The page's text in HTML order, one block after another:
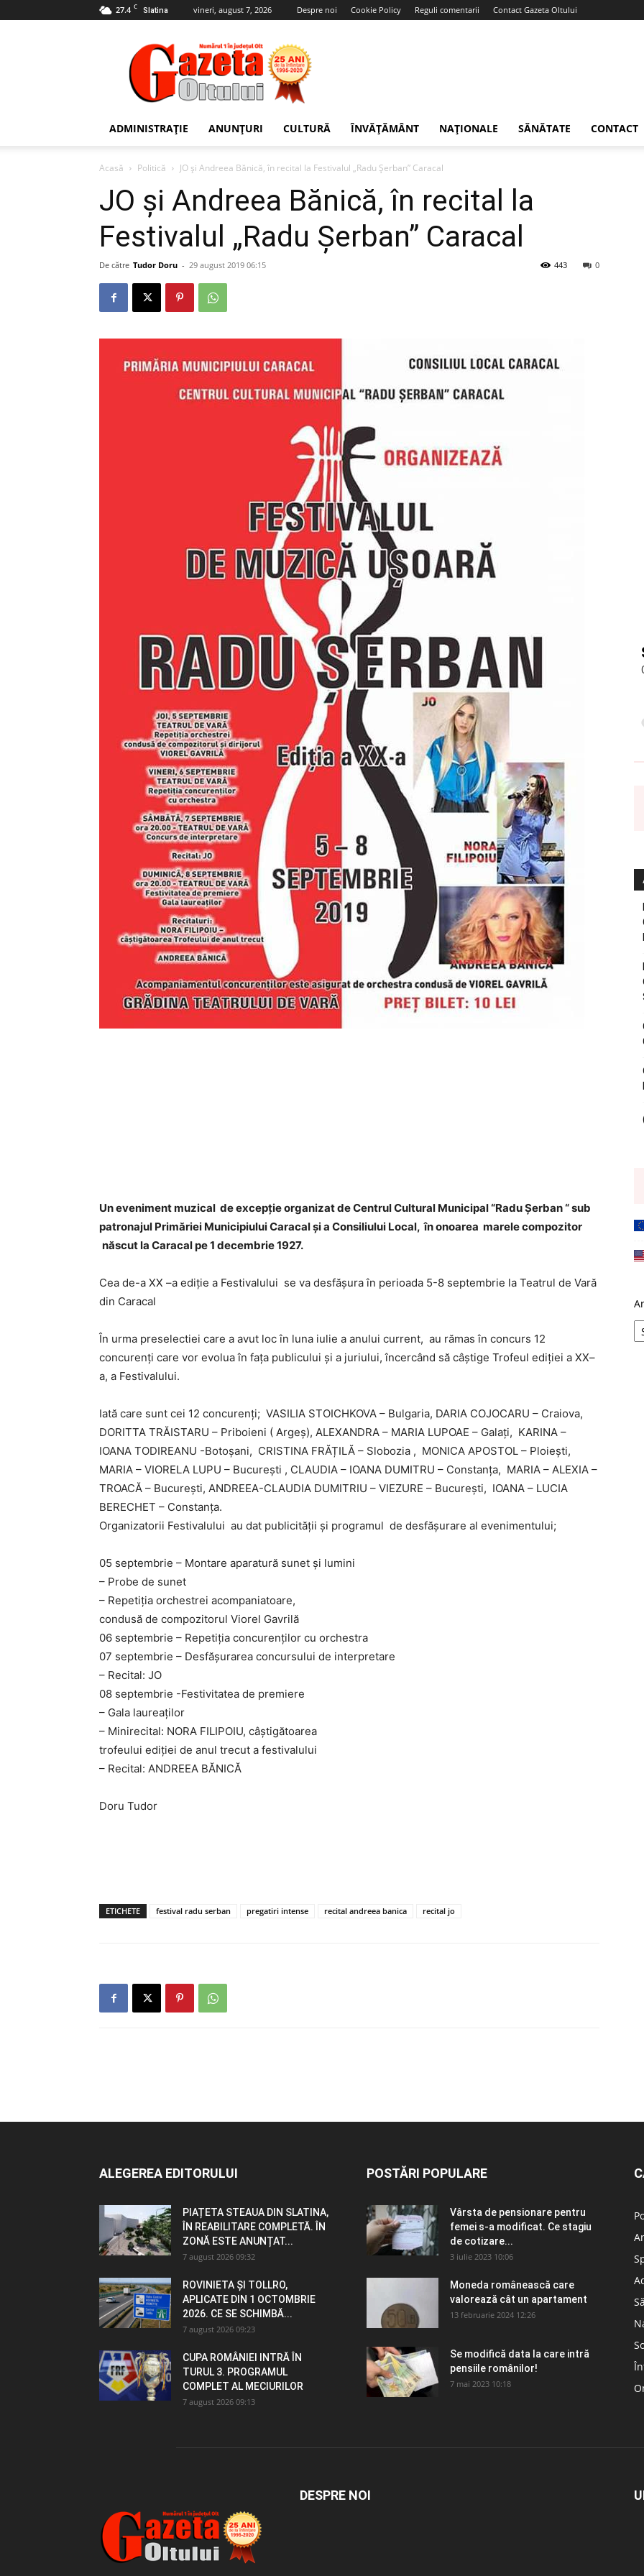
27.4 C Slatina vineri, august 7, 2026 Despre noi Cookie Policy Reguli comentarii Contact Gazeta Oltului
Gazeta
Oltului
ADMINISTRAȚIE ANUNȚURI CULTURĂ ÎNVĂȚĂMÂNT NAȚIONALE SĂNĂTATE CONTACT
Acasă Politică JO și Andreea Bănică, în recital la Festivalul „Radu Șerban” Caracal
JO și Andreea Bănică, în recital la
Festivalul „Radu Șerban” Caracal
De către Tudor Doru - 29 august 2019 06:15 0
443
Un eveniment muzical de excepție organizat de Centrul Cultural Municipal “RaduȘerban“ sub
patronajul Primăriei Municipiului Caracal și a Consiliului Local, în onoarea marele compozitor
născut la Caracal pe 1 decembrie 1927.
Cea de-a XX –a ediție a Festivalului se va desfășura în perioada 5-8 septembrie la Teatrul de Vară
din Caracal
În urma preselectiei care a avut loc în luna iulie a anului current, au rămas în concurs 12
concurenți care vor evolua în fața publicului și a juriului, încercând să câștige Trofeul ediției a XX–
a, a Festivalului.
Iată care sunt cei 12 concurenți; VASILIA STOICHKOVA – Bulgaria, DARIA COJOCARU – Craiova,
DORITTA TRĂISTARU – Priboieni ( Argeș), ALEXANDRA – MARIA LUPOAE – Galați, KARINA –
IOANA TODIREANU -Botoșani, CRISTINA FRĂȚILĂ – Slobozia , MONICA APOSTOL – Ploiești,
MARIA – VIORELA LUPU – București , CLAUDIA – IOANA DUMITRU – Constanța, MARIA – ALEXIA –
TROACĂ – București, ANDREEA-CLAUDIA DUMITRIU – VIEZURE – București, IOANA – LUCIA
BERECHET – Constanța.
Organizatorii Festivalului au dat publicității și programul de desfășurare al evenimentului;
05 septembrie – Montare aparatură sunet și lumini
– Probe de sunet
– Repetiția orchestrei acompaniatoare,
condusă de compozitorul Viorel Gavrilă
06 septembrie – Repetiția concurenților cu orchestra
07 septembrie – Desfășurarea concursului de interpretare
– Recital: JO
08 septembrie -Festivitatea de premiere
– Gala laureaților
– Minirecital: NORA FILIPOIU, câștigătoarea
trofeului ediției de anul trecut a festivalului
– Recital: ANDREEA BĂNICĂ
Doru Tudor
ETICHETE festival radu serban pregatiri intense recital andreea banica recital jo
ALEGEREA EDITORULUI
PIAȚETA STEAUA DIN SLATINA,
ÎN REABILITARE COMPLETĂ. ÎN
ZONĂ ESTE ANUNȚAT...
7 august 2026 09:32
ROVINIETA ȘI TOLLRO,
APLICATE DIN 1 OCTOMBRIE
2026. CE SE SCHIMBĂ...
7 august 2026 09:23
CUPA ROMÂNIEI INTRĂ ÎN
TURUL 3. PROGRAMUL
COMPLET AL MECIURILOR
7 august 2026 09:13
POSTĂRI POPULARE
Vârsta de pensionare pentru
femei s-a modificat. Ce stagiu
de cotizare...
3 iulie 2023 10:06
Moneda românească care
valorează cât un apartament
13 februarie 2024 12:26
Se modifică data la care intră
pensiile românilor!
7 mai 2023 10:18
DESPRE NOI